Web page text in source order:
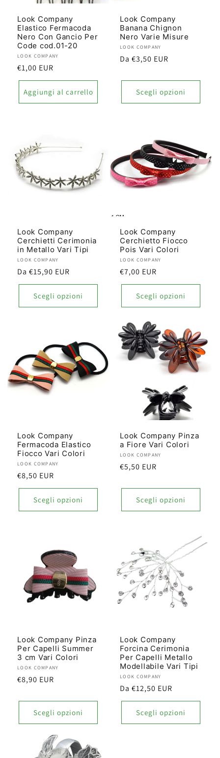
n
e
Look Company
Elastico Fermacoda
Nero Con Gancio Per
Code cod.01-20
Produttore:
LOOK COMPANY
Prezzo
di
listino
€1,00 EUR
Aggiungi al carrello
Look Company
Banana Chignon
Nero Varie Misure
Produttore:
LOOK COMPANY
Prezzo
listino
Da €3,50 EUR
Scegli opzioni
Look Company
Cerchietti Cerimonia
in Metallo Vari Tipi
Produttore:
LOOK COMPANY
Prezzo
di
listino
Da €15,90 EUR
Scegli opzioni
Look Company
Cerchietto Fiocco
Pois Vari Colori
Produttore:
LOOK COMPANY
Prezzo
di
listino
€7,00 EUR
Scegli opzioni
Look Company
Fermacoda Elastico
Fiocco Vari Colori
Produttore:
LOOK COMPANY
Prezzo
di
listino
€8,50 EUR
Scegli opzioni
Look Company Pinza
a Fiore Vari Colori
Produttore:
LOOK COMPANY
Prezzo
listino
€5,50 EUR
Scegli opzioni
Look Company Pinza
Per Capelli Summer
3 cm Vari Colori
Produttore:
LOOK COMPANY
Prezzo
listino
€8,90 EUR
Scegli opzioni
Look Company
Forcina Cerimonia
Per Capelli Metallo
Modellabile Vari Tipi
Produttore:
LOOK COMPANY
Prezzo
di
listino
Da €12,50 EUR
Scegli opzioni